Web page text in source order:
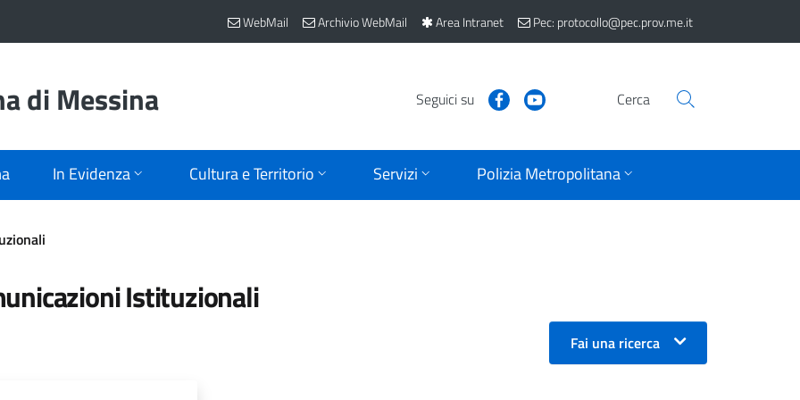
WebMail Archivio WebMail Area Intranet Pec: protocollo@pec.prov.me.it
di Messina Seguici su Cerca
In Evidenza Cultura e Territorio Servizi Polizia Metropolitana
Istituzionali
Fai una ricerca